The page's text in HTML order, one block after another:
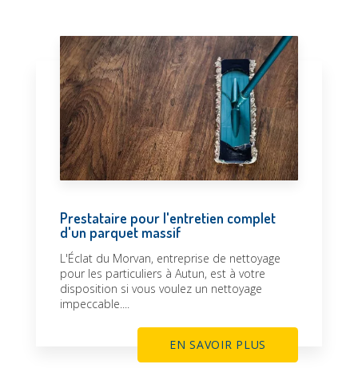
Prestataire pour l'entretien complet
d'un parquet massif
L'Éclat du Morvan, entreprise de nettoyage
pour les particuliers à Autun, est à votre
disposition si vous voulez un nettoyage
impeccable....
EN SAVOIR PLUS